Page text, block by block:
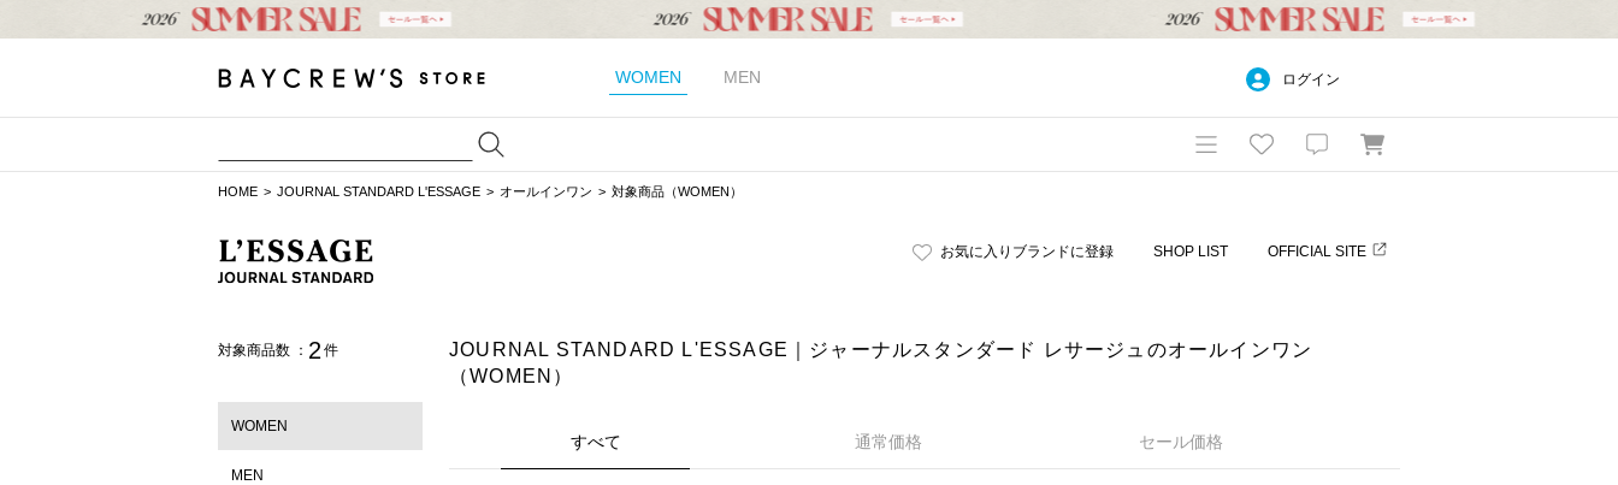
WOMEN MEN ログイン
HOME JOURNAL STANDARD L'ESSAGE オールインワン 対象商品（WOMEN）
お気に入りブランドに登録 SHOP LIST OFFICIAL SITE
対象商品数 ： 2 件
WOMEN
MEN
JOURNAL STANDARD L'ESSAGE｜ジャーナルスタンダード レサージュのオールインワン
（WOMEN）
すべて 通常価格 セール価格